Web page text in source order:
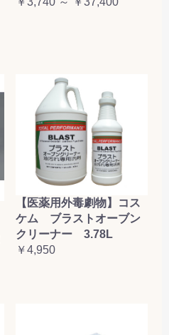
【医薬用外毒劇物】コス
ケム ブラストオーブン
クリーナー 3.78L
￥4,950